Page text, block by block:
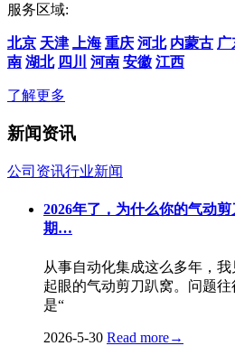
服务区域:
北京 天津 上海 重庆 河北 内蒙古 广
南 湖北 四川 河南 安徽 江西
了解更多
新闻资讯
公司资讯行业新闻
2026年了，为什么你的气动
期…
从事自动化集成这么多年，
起眼的气动剪刀趴窝。问题
是“
2026-5-30 Read more→